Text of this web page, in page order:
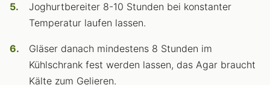
Joghurtbereiter 8-10 Stunden bei konstanter
Temperatur laufen lassen.
Gläser danach mindestens 8 Stunden im
Kühlschrank fest werden lassen, das Agar braucht
Kälte zum Gelieren.